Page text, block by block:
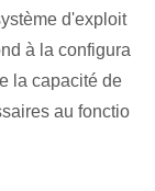
d'exploit
à la configura
la capacité de
au fonctio